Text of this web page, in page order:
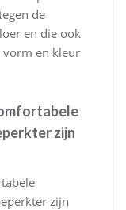
de
en die ook
vorm en kleur
zijn
zijn